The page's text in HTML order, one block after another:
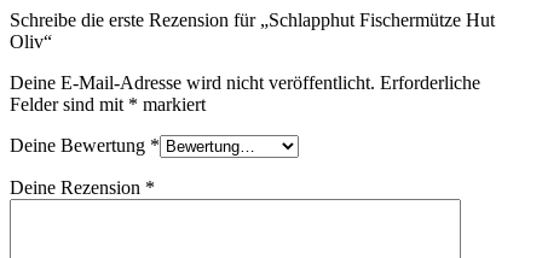
Schreibe die erste Rezension für „Schlapphut Fischermütze Hut
Oliv“
Deine E-Mail-Adresse wird nicht veröffentlicht. Erforderliche
Felder sind mit * markiert
Deine Bewertung *
Deine Rezension *